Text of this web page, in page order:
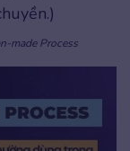
made Process